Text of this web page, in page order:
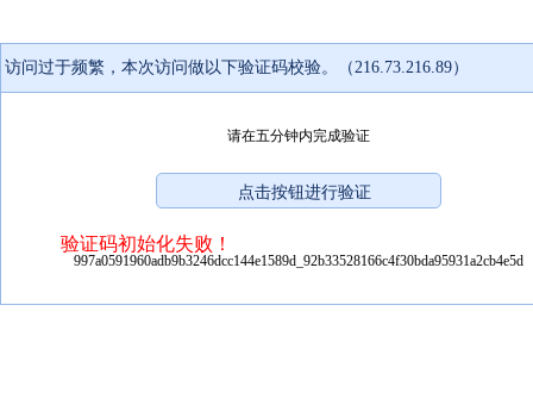
访问过于频繁，本次访问做以下验证码校验。（216.73.216.89）
请在五分钟内完成验证
验证码初始化失败！
997a0591960adb9b3246dcc144e1589d_92b33528166c4f30bda95931a2cb4e5d